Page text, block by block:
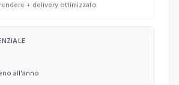
+ delivery ottimizzato
all'anno